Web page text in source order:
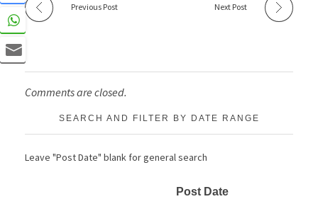
Previous Post Next Post
Comments are closed.
SEARCH AND FILTER BY DATE RANGE
Leave "Post Date" blank for general search
Post Date